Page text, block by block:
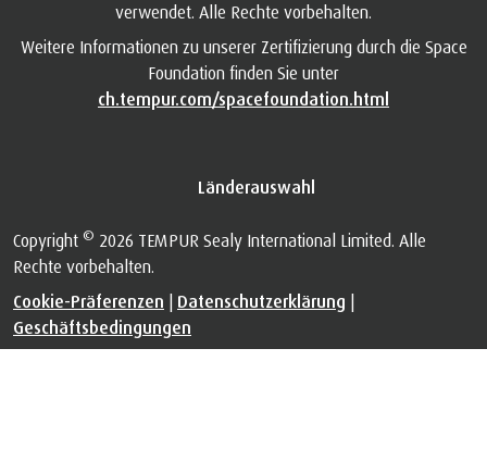
verwendet. Alle Rechte vorbehalten.
Weitere Informationen zu unserer Zertifizierung durch die Space
Foundation finden Sie unter
ch.tempur.com/spacefoundation.html
Länderauswahl
Copyright © 2026 TEMPUR Sealy International Limited. Alle
Rechte vorbehalten.
Cookie-Präferenzen
Datenschutzerklärung
Geschäftsbedingungen